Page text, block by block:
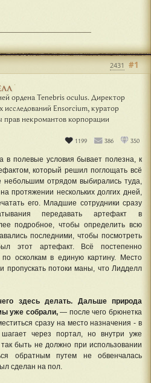
ордена Tenebris oculus. Директор
исследований Ensorcium, куратор
некромантов корпорации
1199 386 350
#1
2431
полевые условия бывает полезна, к
который решил поглощать всё
отрядом выбирались туда,
протяжении нескольких долгих дней,
его. Младшие сотрудники сразу
передавать артефакт в
подробное, чтобы определить всю
последними, чтобы посмотреть
этот артефакт. Всё постепенно
по осколкам в единую картину. Место
пропускать потоки маны, что Лидделл
здесь делать. Дальше природа
уже собрали,— после чего брюнетка
сразу на место назначения - в
через портал, но внутри уже
быть не должно при использовании
обратным путем не обвенчалась
сделан на пол.